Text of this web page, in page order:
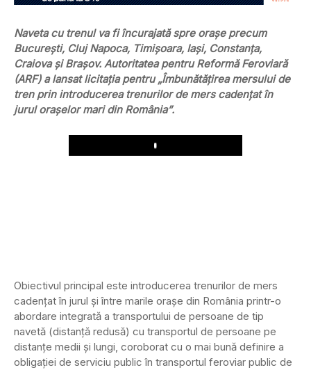
Naveta cu trenul va fi încurajată spre orașe precum
București, Cluj Napoca, Timișoara, Iași, Constanța,
Craiova și Brașov. Autoritatea pentru Reformă Feroviară
(ARF) a lansat licitația pentru „Îmbunătățirea mersului de
tren prin introducerea trenurilor de mers cadențat în
jurul orașelor mari din România”.
Play
Obiectivul principal este introducerea trenurilor de mers
cadențat în jurul și între marile orașe din România printr-o
abordare integrată a transportului de persoane de tip
navetă (distanță redusă) cu transportul de persoane pe
distanțe medii și lungi, coroborat cu o mai bună definire a
obligației de serviciu public în transportul feroviar public de